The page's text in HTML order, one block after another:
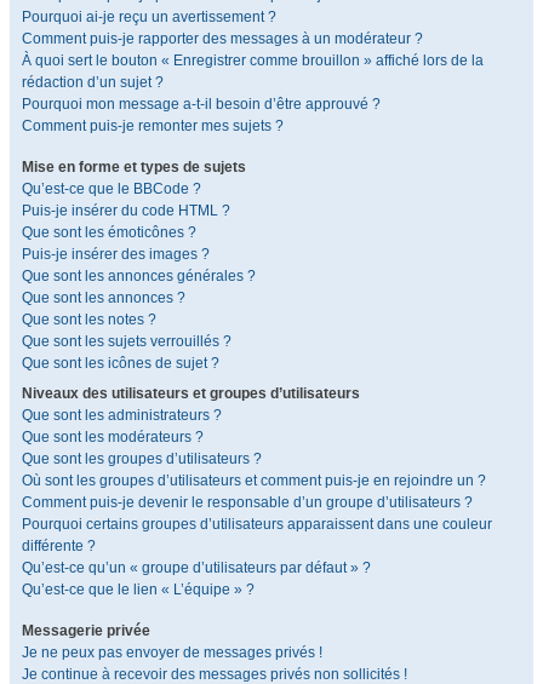
Pourquoi ai-je reçu un avertissement ?
Comment puis-je rapporter des messages à un modérateur ?
À quoi sert le bouton « Enregistrer comme brouillon » affiché lors de la
rédaction d’un sujet ?
Pourquoi mon message a-t-il besoin d’être approuvé ?
Comment puis-je remonter mes sujets ?
Mise en forme et types de sujets
Qu’est-ce que le BBCode ?
Puis-je insérer du code HTML ?
Que sont les émoticônes ?
Puis-je insérer des images ?
Que sont les annonces générales ?
Que sont les annonces ?
Que sont les notes ?
Que sont les sujets verrouillés ?
Que sont les icônes de sujet ?
Niveaux des utilisateurs et groupes d’utilisateurs
Que sont les administrateurs ?
Que sont les modérateurs ?
Que sont les groupes d’utilisateurs ?
Où sont les groupes d’utilisateurs et comment puis-je en rejoindre un ?
Comment puis-je devenir le responsable d’un groupe d’utilisateurs ?
Pourquoi certains groupes d’utilisateurs apparaissent dans une couleur
différente ?
Qu’est-ce qu’un « groupe d’utilisateurs par défaut » ?
Qu’est-ce que le lien « L’équipe » ?
Messagerie privée
Je ne peux pas envoyer de messages privés !
Je continue à recevoir des messages privés non sollicités !